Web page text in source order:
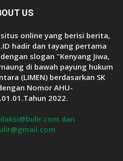
US
situs online yang berisi berita,
hadir dan tayang pertama
slogan "Kenyang Jiwa,
di bawah payung hukum
(LIMEN) berdasarkan SK
Nomor AHU-
2022.
dan